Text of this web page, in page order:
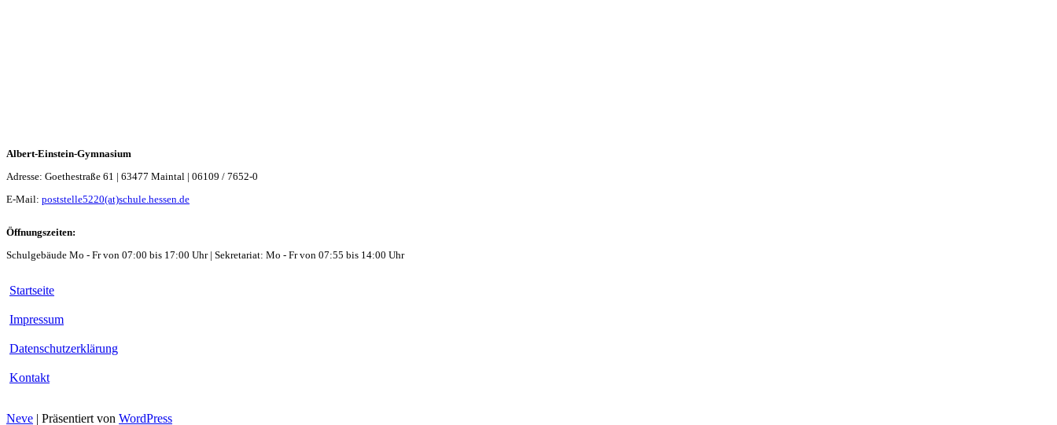
Albert-Einstein-Gymnasium
Adresse: Goethestraße 61 | 63477 Maintal | 06109 / 7652-0
E-Mail: poststelle5220(at)schule.hessen.de
Öffnungszeiten:
Schulgebäude Mo - Fr von 07:00 bis 17:00 Uhr | Sekretariat: Mo - Fr von 07:55 bis 14:00 Uhr
Startseite
Impressum
Datenschutzerklärung
Kontakt
Neve | Präsentiert von WordPress